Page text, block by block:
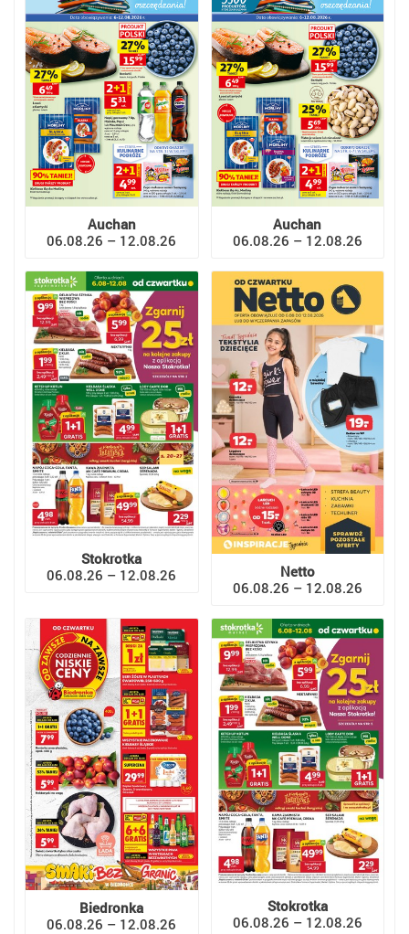
Auchan
06.08.26 – 12.08.26
Auchan
06.08.26 – 12.08.26
Stokrotka
06.08.26 – 12.08.26
Netto
06.08.26 – 12.08.26
Biedronka
06.08.26 – 12.08.26
Stokrotka
06.08.26 – 12.08.26